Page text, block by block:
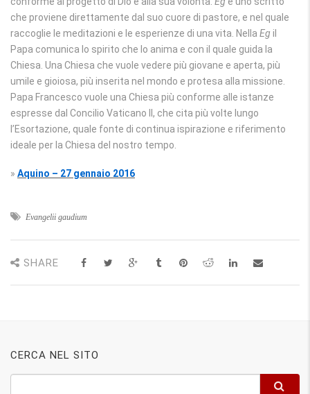
che proviene direttamente dal suo cuore di pastore, e nel quale
raccoglie le meditazioni e le esperienze di una vita. Nella Eg il
Papa comunica lo spirito che lo anima e con il quale guida la
Chiesa. Una Chiesa che vuole vedere più giovane e aperta, più
umile e gioiosa, più inserita nel mondo e protesa alla missione.
Papa Francesco vuole una Chiesa più conforme alle istanze
espresse dal Concilio Vaticano II, che cita più volte lungo
l’Esortazione, quale fonte di continua ispirazione e riferimento
ideale per la Chiesa del nostro tempo.
» Aquino – 27 gennaio 2016
Evangelii gaudium
SHARE
CERCA NEL SITO